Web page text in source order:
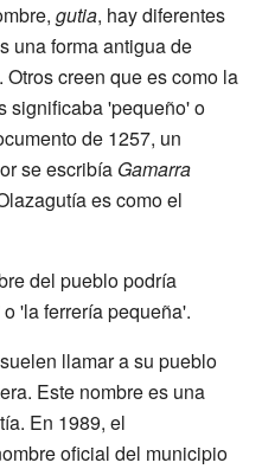
gutia, hay diferentes
una forma antigua de
creen que es como la
significaba 'pequeño' o
de 1257, un
se escribía Gamarra
es como el
del pueblo podría
'la ferrería pequeña'.
llamar a su pueblo
Este nombre es una
En 1989, el
oficial del municipio